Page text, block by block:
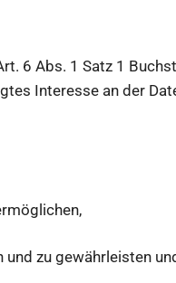
6 Abs. 1 Satz 1
Interesse an der
zu gewährleisten